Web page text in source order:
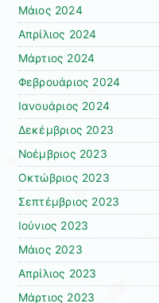
Μάιος 2024
Απρίλιος 2024
Μάρτιος 2024
Φεβρουάριος 2024
Ιανουάριος 2024
Δεκέμβριος 2023
Νοέμβριος 2023
Οκτώβριος 2023
Σεπτέμβριος 2023
Ιούνιος 2023
Μάιος 2023
Απρίλιος 2023
Μάρτιος 2023